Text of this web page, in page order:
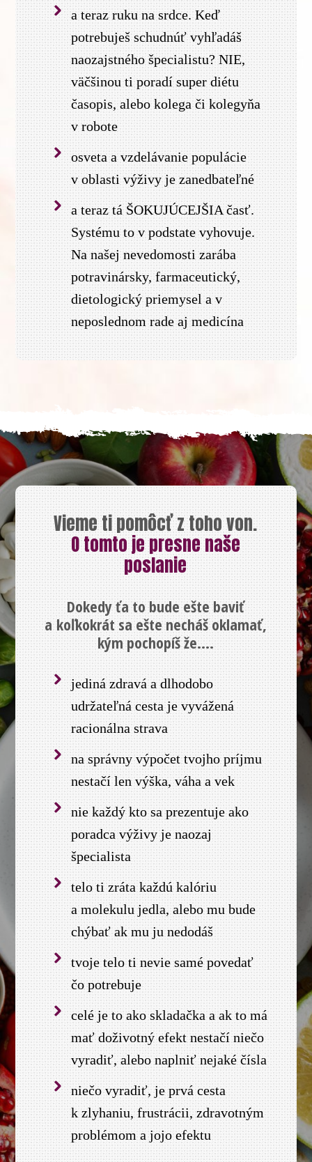
a teraz ruku na srdce. Keď
potrebuješ schudnúť vyhľadáš
naozajstného špecialistu? NIE,
väčšinou ti poradí super diétu
časopis, alebo kolega či kolegyňa
v robote
osveta a vzdelávanie populácie
v oblasti výživy je zanedbateľné
a teraz tá ŠOKUJÚCEJŠIA časť.
Systému to v podstate vyhovuje.
Na našej nevedomosti zarába
potravinársky, farmaceutický,
dietologický priemysel a v
neposlednom rade aj medicína
Vieme ti pomôcť z toho von.
O tomto je presne naše
poslanie
Dokedy ťa to bude ešte baviť
a koľkokrát sa ešte necháš oklamať,
kým pochopíš že....
jediná zdravá a dlhodobo
udržateľná cesta je vyvážená
racionálna strava
na správny výpočet tvojho príjmu
nestačí len výška, váha a vek
nie každý kto sa prezentuje ako
poradca výživy je naozaj
špecialista
telo ti zráta každú kalóriu
a molekulu jedla, alebo mu bude
chýbať ak mu ju nedodáš
tvoje telo ti nevie samé povedať
čo potrebuje
celé je to ako skladačka a ak to má
mať doživotný efekt nestačí niečo
vyradiť, alebo naplniť nejaké čísla
niečo vyradiť, je prvá cesta
k zlyhaniu, frustrácii, zdravotným
problémom a jojo efektu